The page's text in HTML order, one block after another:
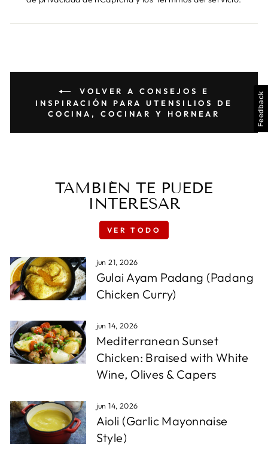
VOLVER A CONSEJOS E
INSPIRACIÓN PARA UTENSILIOS DE
COCINA, COCINAR Y HORNEAR
TAMBIÉN TE PUEDE
INTERESAR
VER TODO
jun 21, 2026
Gulai Ayam Padang (Padang
Chicken Curry)
jun 14, 2026
Mediterranean Sunset
Chicken: Braised with White
Wine, Olives & Capers
jun 14, 2026
Aioli (Garlic Mayonnaise
Style)
Feedback